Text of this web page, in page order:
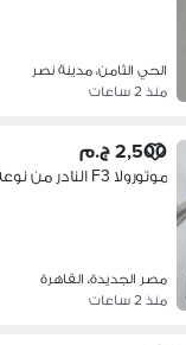
الحي الثامن، مدينة نصر
منذ 2 ساعات
2,500 ج.م
موتورولا F3 النادر من نوعه
مصر الجديدة، القاهرة
منذ 2 ساعات